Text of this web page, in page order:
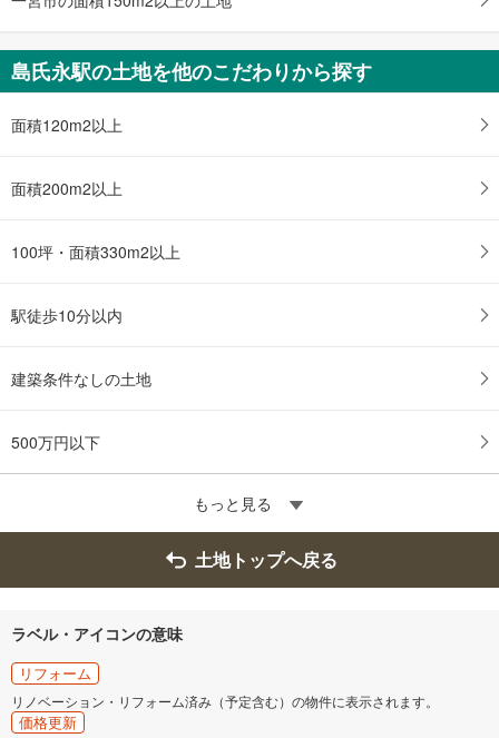
島氏永駅の土地を他のこだわりから探す
面積120m2以上
面積200m2以上
100坪・面積330m2以上
駅徒歩10分以内
建築条件なしの土地
500万円以下
もっと見る
土地トップへ戻る
ラベル・アイコンの意味
リフォーム
リノベーション・リフォーム済み（予定含む）の物件に表示されます。
価格更新